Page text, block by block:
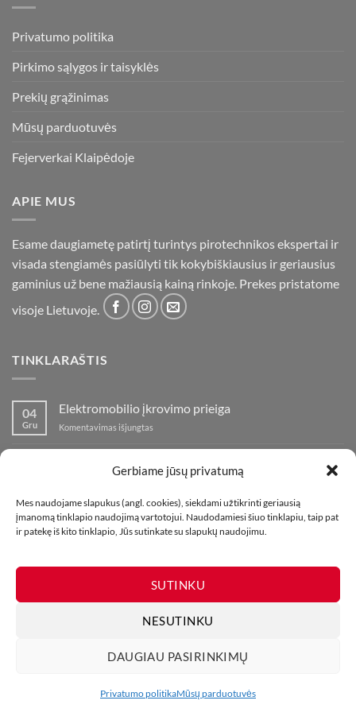
Gerbiame jūsų privatumą
Mes naudojame slapukus (angl. cookies), siekdami užtikrinti geriausią
įmanomą tinklapio naudojimą vartotojui. Naudodamiesi šiuo tinklapiu, taip pat
ir patekę iš kito tinklapio, Jūs sutinkate su slapukų naudojimu.
SUTINKU
NESUTINKU
DAUGIAU PASIRINKIMŲ
Privatumo politikaMūsų parduotuvės
Privatumo politika
Pirkimo sąlygos ir taisyklės
Prekių grąžinimas
Mūsų parduotuvės
Fejerverkai Klaipėdoje
APIE MUS
Esame daugiametę patirtį turintys pirotechnikos ekspertai ir
visada stengiamės pasiūlyti tik kokybiškiausius ir geriausius
gaminius už bene mažiausią kainą rinkoje. Prekes pristatome
visoje Lietuvoje.
TINKLARAŠTIS
04
Gru
Elektromobilio įkrovimo prieiga
Komentavimas išjungtas
prieiga
įraše
fejerverkų
parduotuvė
Klaipedoje!
01
Lap
Kaip fotografuoti fejerverkus
Komentavimas išjungtasįraše
MŪSŲ PARDUOTUVĖS KONTAKTAI TINKLARAŠTIS
UAB Bombikė